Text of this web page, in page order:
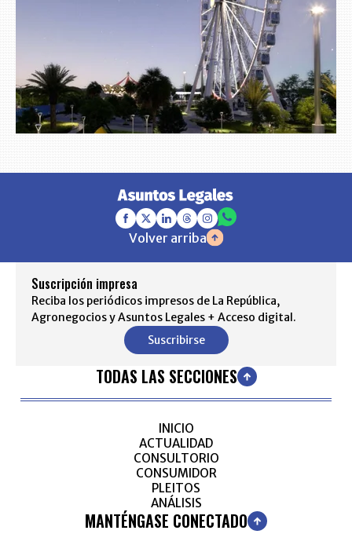
Volver arriba
Suscripción impresa
Reciba los periódicos impresos de La República,
Agronegocios y Asuntos Legales + Acceso digital.
Suscribirse
TODAS LAS SECCIONES
INICIO
ACTUALIDAD
CONSULTORIO
CONSUMIDOR
PLEITOS
ANÁLISIS
MANTÉNGASE CONECTADO